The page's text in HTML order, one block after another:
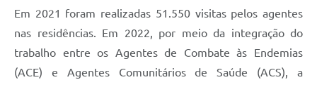
Em 2021 foram realizadas 51.550 visitas pelos agentes
nas residências. Em 2022, por meio da integração do
trabalho entre os Agentes de Combate às Endemias
(ACE) e Agentes Comunitários de Saúde (ACS), a